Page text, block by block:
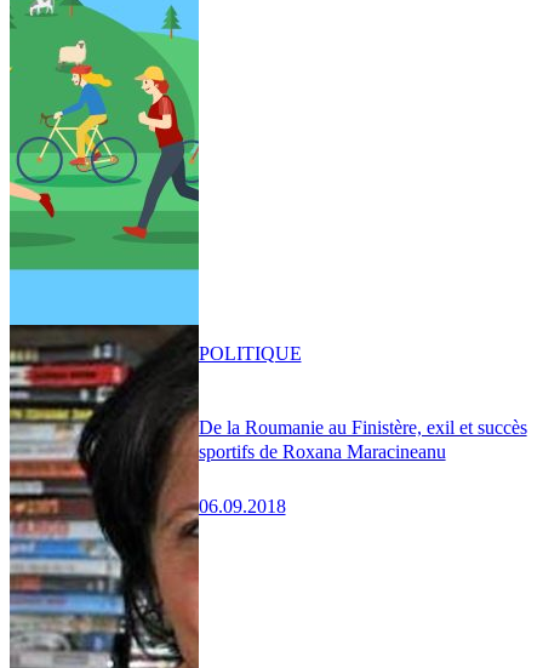
De la Roumanie au Finistère, exil et succès
sportifs de Roxana Maracineanu
06.09.2018
POLITIQUE